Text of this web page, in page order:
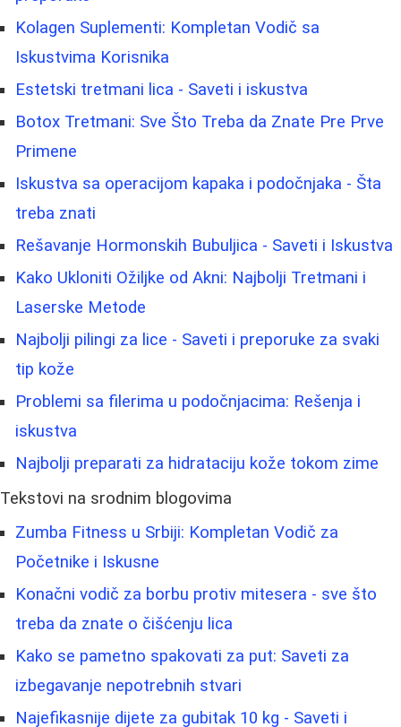
Kolagen Suplementi: Kompletan Vodič sa
Iskustvima Korisnika
Estetski tretmani lica - Saveti i iskustva
Botox Tretmani: Sve Što Treba da Znate Pre Prve
Primene
Iskustva sa operacijom kapaka i podočnjaka - Šta
treba znati
Rešavanje Hormonskih Bubuljica - Saveti i Iskustva
Kako Ukloniti Ožiljke od Akni: Najbolji Tretmani i
Laserske Metode
Najbolji pilingi za lice - Saveti i preporuke za svaki
tip kože
Problemi sa filerima u podočnjacima: Rešenja i
iskustva
Najbolji preparati za hidrataciju kože tokom zime
Tekstovi na srodnim blogovima
Zumba Fitness u Srbiji: Kompletan Vodič za
Početnike i Iskusne
Konačni vodič za borbu protiv mitesera - sve što
treba da znate o čišćenju lica
Kako se pametno spakovati za put: Saveti za
izbegavanje nepotrebnih stvari
Najefikasnije dijete za gubitak 10 kg - Saveti i